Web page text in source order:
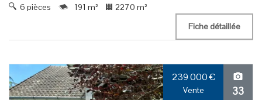
6 pièces 191 m²
2270 m²
Fiche détaillée
239 000€
Vente 33